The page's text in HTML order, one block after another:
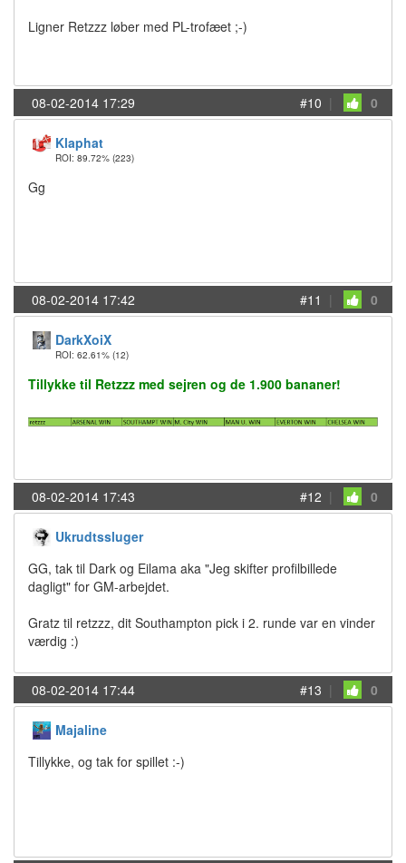
Ligner Retzzz løber med PL-trofæet ;-)
08-02-2014 17:29 #10 | 0
Klaphat
ROI: 89.72% (223)
Gg
08-02-2014 17:42 #11 | 0
DarkXoiX
ROI: 62.61% (12)
Tillykke til Retzzz med sejren og de 1.900 bananer!
08-02-2014 17:43 #12 | 0
Ukrudtssluger
GG, tak til Dark og Eilama aka "Jeg skifter profilbillede
dagligt" for GM-arbejdet.
Gratz til retzzz, dit Southampton pick i 2. runde var en vinder
værdig :)
08-02-2014 17:44 #13 | 0
Majaline
Tillykke, og tak for spillet :-)